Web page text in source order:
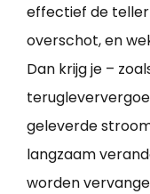
effectief de teller
overschot, en
Dan krijg je –
geleverde
langzaam
worden